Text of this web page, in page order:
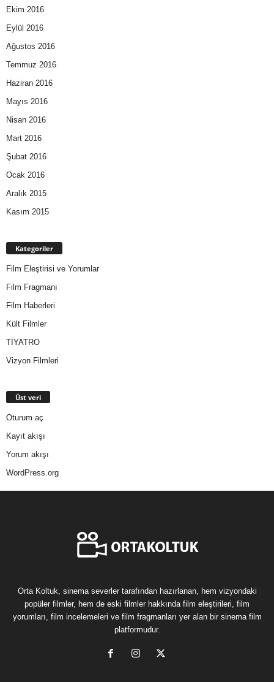
Ekim 2016
Eylül 2016
Ağustos 2016
Temmuz 2016
Haziran 2016
Mayıs 2016
Nisan 2016
Mart 2016
Şubat 2016
Ocak 2016
Aralık 2015
Kasım 2015
Kategoriler
Film Eleştirisi ve Yorumlar
Film Fragmanı
Film Haberleri
Kült Filmler
TİYATRO
Vizyon Filmleri
Üst veri
Oturum aç
Kayıt akışı
Yorum akışı
WordPress.org
Orta Koltuk, sinema severler tarafından hazırlanan, hem vizyondaki
popüler filmler, hem de eski filmler hakkında film eleştirileri, film
yorumları, film incelemeleri ve film fragmanları yer alan bir sinema film
platformudur.